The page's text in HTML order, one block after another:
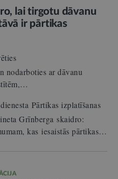
lai tirgotu dāvanu
ir pārtikas
nodarboties ar dāvanu
Pārtikas izplatīšanas
Grīnberga skaidro:
kas iesaistās pārtikas…